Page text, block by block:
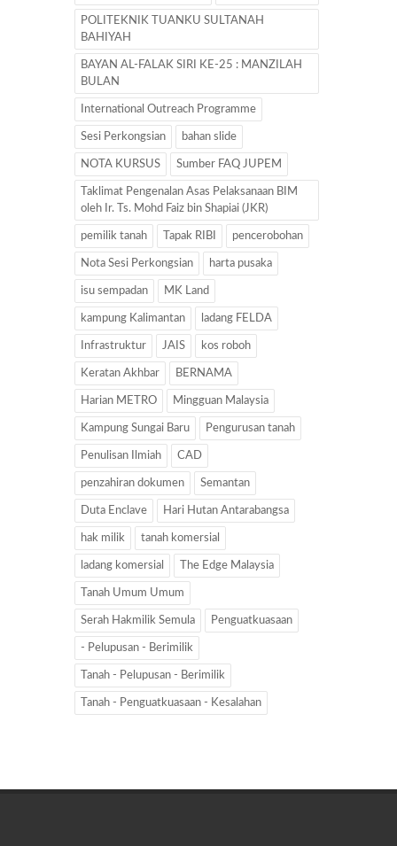
POLITEKNIK TUANKU SULTANAH
BAHIYAH
BAYAN AL-FALAK SIRI KE-25 : MANZILAH
BULAN
International Outreach Programme
Sesi Perkongsian bahan slide
NOTA KURSUS Sumber FAQ JUPEM
Taklimat Pengenalan Asas Pelaksanaan BIM
oleh Ir. Ts. Mohd Faiz bin Shapiai (JKR)
pemilik tanah Tapak RIBI pencerobohan
Nota Sesi Perkongsian harta pusaka
isu sempadan MK Land
kampung Kalimantan ladang FELDA
Infrastruktur JAIS kos roboh
Keratan Akhbar BERNAMA
Harian METRO Mingguan Malaysia
Kampung Sungai Baru Pengurusan tanah
Penulisan Ilmiah CAD
penzahiran dokumen Semantan
Duta Enclave Hari Hutan Antarabangsa
hak milik tanah komersial
ladang komersial The Edge Malaysia
Tanah Umum Umum
Serah Hakmilik Semula Penguatkuasaan
- Pelupusan - Berimilik
Tanah - Pelupusan - Berimilik
Tanah - Penguatkuasaan - Kesalahan